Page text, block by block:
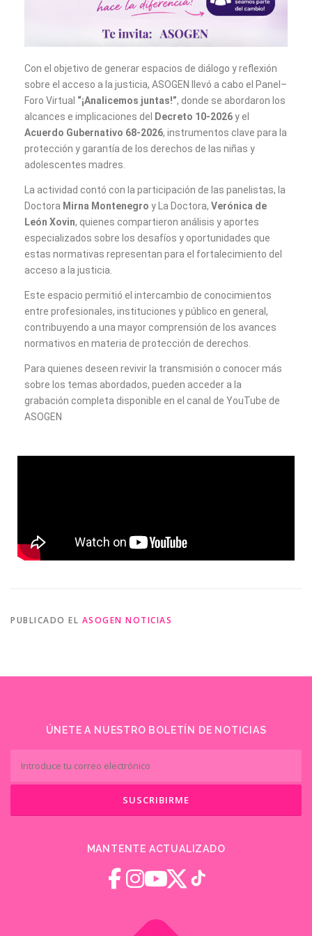
Con el objetivo de generar espacios de diálogo y reflexión
sobre el acceso a la justicia, ASOGEN llevó a cabo el Panel–
Foro Virtual “¡Analicemos juntas!”, donde se abordaron los
alcances e implicaciones del
Decreto 10-2026y el
Acuerdo Gubernativo 68-2026, instrumentos clave para la
protección y garantía de los derechos de las niñas y
adolescentes madres.
La actividad contó con la participación de las panelistas, la
Doctora Mirna Montenegro y La Doctora, Verónica de
León Xovin, quienes compartieron análisis y aportes
especializados sobre los desafíos y oportunidades que
estas normativas representan para el fortalecimiento del
acceso a la justicia.
Este espacio permitió el intercambio de conocimientos
entre profesionales, instituciones y público en general,
contribuyendo a una mayor comprensión de los avances
normativos en materia de protección de derechos.
Para quienes deseen revivir la transmisión o conocer más
sobre los temas abordados, pueden acceder a la
grabación completa disponible en el canal de YouTube de
ASOGEN
PUBLICADO EL ASOGEN NOTICIAS
ÚNETE A NUESTRO BOLETÍN DE NOTICIAS
MANTENTE ACTUALIZADO